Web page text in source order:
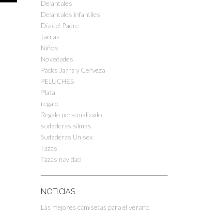
Delantales
Delantales infantiles
Día del Padre
Jarras
Niños
Novedades
Packs Jarra y Cerveza
PELUCHES
Plata
regalo
Regalo personalizado
sudaderas silmas
Sudaderas Unisex
Tazas
Tazas navidad
NOTICIAS
Las mejores camisetas para el verano